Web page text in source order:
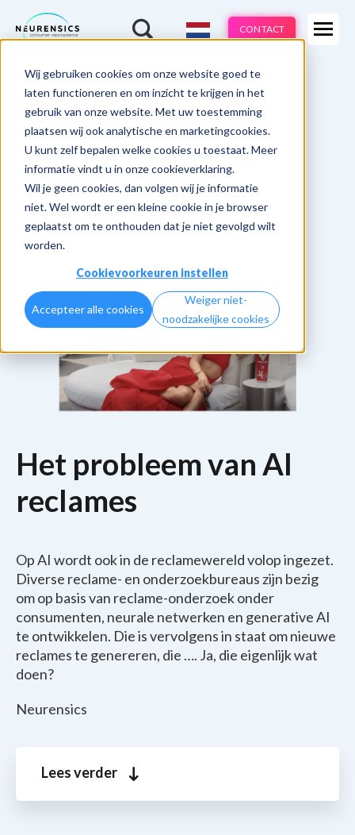
Wij gebruiken cookies om onze website goed te
laten functioneren en om inzicht te krijgen in het
gebruik van onze website. Met uw toestemming
plaatsen wij ook analytische en marketingcookies.
U kunt zelf bepalen welke cookies u toestaat. Meer
informatie vindt u in onze cookieverklaring.
Wil je geen cookies, dan volgen wij je informatie
niet. Wel wordt er een kleine cookie in je browser
geplaatst om te onthouden dat je niet gevolgd wilt
worden.
Cookievoorkeuren instellen
Accepteer alle cookies
Weiger niet-
noodzakelijke cookies
Expertises
Branches
Cases
Over ons
CONTACT
Webinar -Do 13 aug | 10:00 - 11:00u
Het probleem van AI
reclames
Op AI wordt ook in de reclamewereld volop ingezet.
Diverse reclame- en onderzoekbureaus zijn bezig
om op basis van reclame-onderzoek onder
consumenten, neurale netwerken en generative AI
te ontwikkelen. Die is vervolgens in staat om nieuwe
reclames te genereren, die …. Ja, die eigenlijk wat
doen?
Neurensics
Lees verder